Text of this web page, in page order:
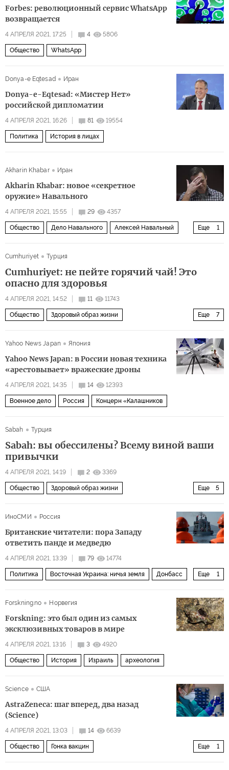
Forbes: революционный сервис WhatsApp
возвращается
4 АПРЕЛЯ 2021, 17:25 4 5806
Общество WhatsApp
Donya-e Eqtesad Иран
Donya-e-Eqtesad: «Мистер Нет»
российской дипломатии
4 АПРЕЛЯ 2021, 16:26 81 19554
Политика История в лицах
Akharin Khabar Иран
Akharin Khabar: новое «секретное
оружие» Навального
4 АПРЕЛЯ 2021, 15:55 29 4357
Еще 1
Общество Дело Навального Алексей Навальный
Cumhuriyet
Турция
Cumhuriyet: не пейте горячий чай! Это
опасно для здоровья
4 АПРЕЛЯ 2021, 14:52 11 11743
Еще 7
Общество Здоровый образ жизни
Yahoo News Japan Япония
Yahoo News Japan: в России новая техника
«арестовывает» вражеские дроны
4 АПРЕЛЯ 2021, 14:35 14 12393
Военное дело Россия Концерн «Калашников
Sabah Турция
Sabah: вы обессилены? Всему виной ваши
привычки
4 АПРЕЛЯ 2021, 14:19 2 3369
Еще 5
Общество Здоровый образ жизни
ИноСМИ Россия
Британские читатели: пора Западу
ответить панде и медведю
4 АПРЕЛЯ 2021, 13:39 79 14774
Еще 1
Политика Восточная Украина: ничья земля Донбасс
Forskning.no
Норвегия
Forskning: это был один из самых
эксклюзивных товаров в мире
4 АПРЕЛЯ 2021, 13:16 3 4920
Общество История Израиль археология
Science США
AstraZeneca: шаг вперед, два назад
(Science)
4 АПРЕЛЯ 2021, 13:03 14 6639
Еще 1
Общество Гонка вакцин